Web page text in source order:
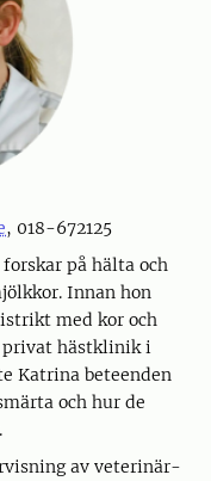
, 018-672125
på hälta och
Innan hon
med kor och
privat hästklinik i
Katrina beteenden
och hur de
av veterinär-